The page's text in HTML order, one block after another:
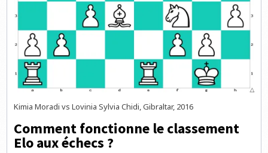
Kimia Moradi vs Lovinia Sylvia Chidi, Gibraltar, 2016
Comment fonctionne le classement
Elo aux échecs ?